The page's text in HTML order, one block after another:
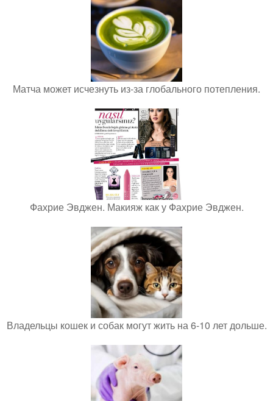
Матча может исчезнуть из-за глобального потепления.
Фахрие Эвджен. Макияж как у Фахрие Эвджен.
Владельцы кошек и собак могут жить на 6-10 лет дольше.